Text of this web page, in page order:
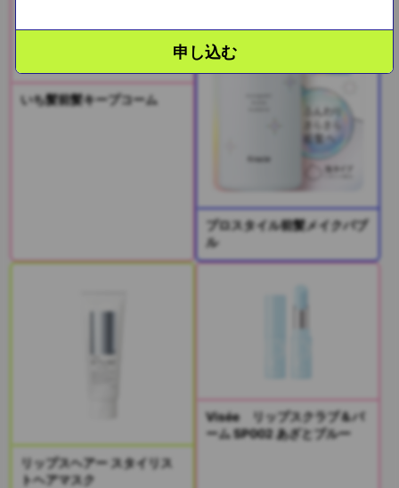
いち髪前髪キープコーム
プロスタイル前髪メイクバブ
ル
リップスヘアー スタイリス
トヘアマスク
Visée リップスクラブ＆バ
ーム SP002 あざとブルー
申し込む